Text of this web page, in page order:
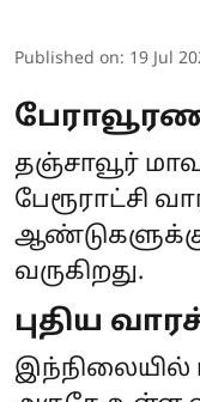
Published on: 19 Jul
தஞ்சாவூர்
பேரூராட்சி
வருகிறது.
புதிய
இந்நிலையில்